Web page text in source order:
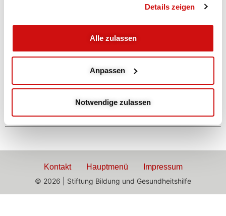
Details zeigen
Alle zulassen
Anpassen
Notwendige zulassen
Mobilisation und
Beweglichkeit
mit Gaby
Kontakt Hauptmenü
Impressum
© 2026 | Stiftung Bildung und Gesundheitshilfe